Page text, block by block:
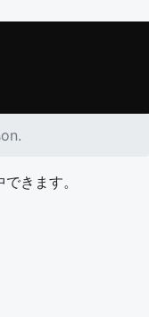
きます。